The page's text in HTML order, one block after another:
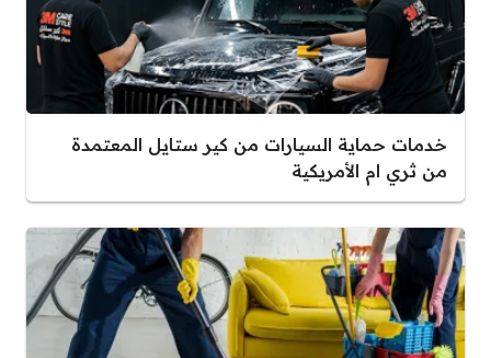
خدمات حماية السيارات من كير ستايل المعتمدة
من ثري ام الأمريكية